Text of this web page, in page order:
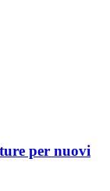
per nuovi